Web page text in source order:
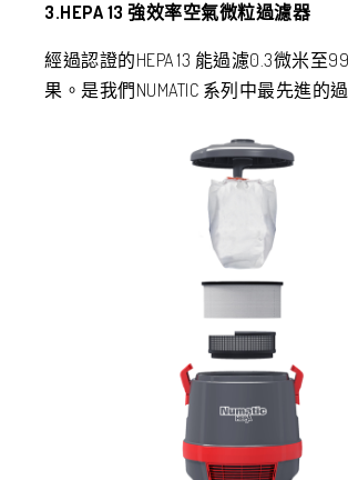
3.HEPA 13 強效率空氣微粒過濾器
經過認證的HEPA 13 能過濾0.3微米至
果。是我們NUMATIC 系列中最先進的